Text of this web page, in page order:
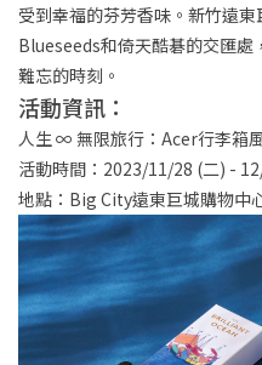
受到幸福的芬芳香味。新竹遠
Blueseeds和倚天酷碁的交匯處
難忘的時刻。
活動資訊：
人生 ∞ 無限旅行：Acer行李箱
活動時間：2023/11/28 (二) -
地點：Big City遠東巨城購物中